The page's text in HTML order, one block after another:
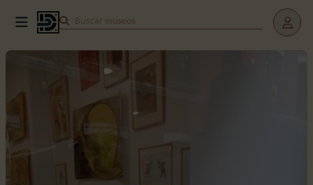
Buscar museos